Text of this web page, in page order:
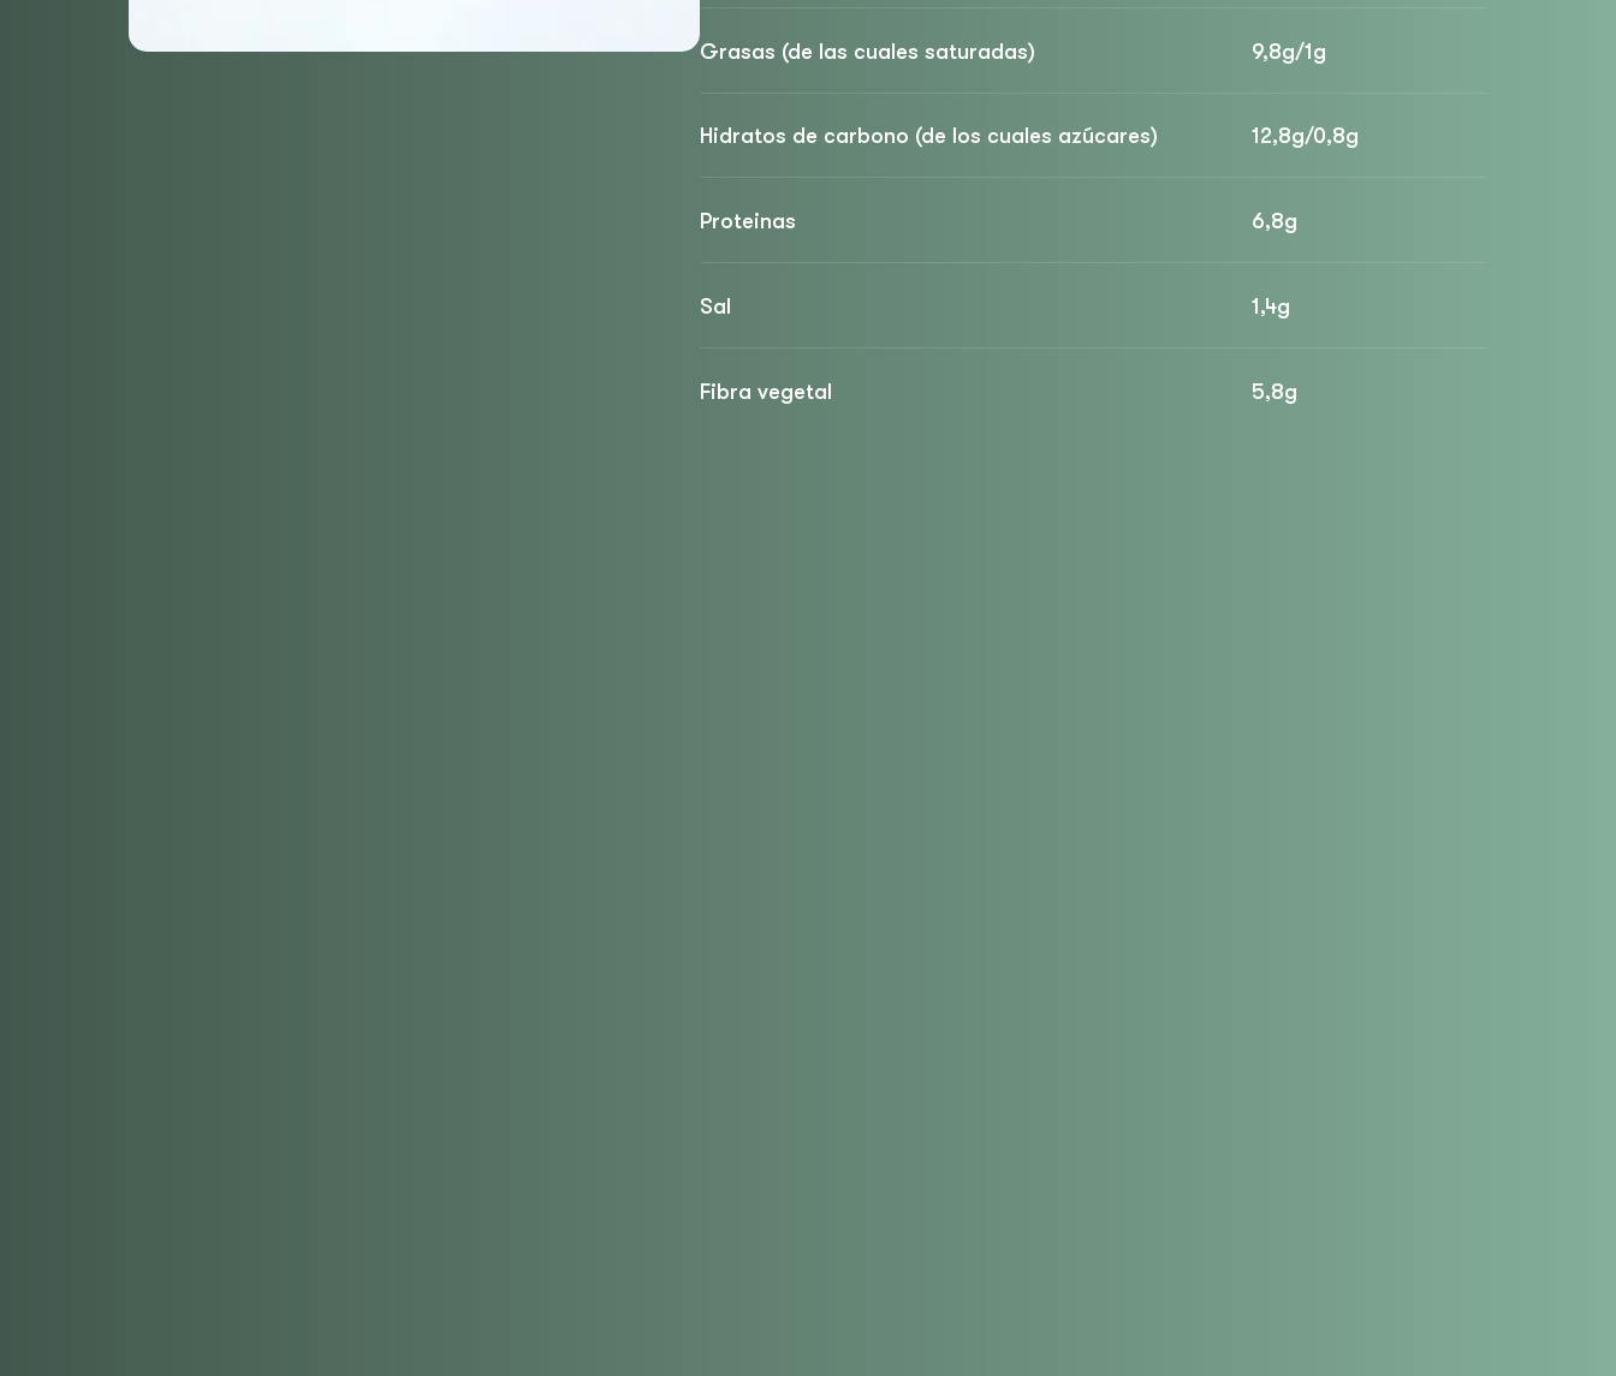
Grasas (de las cuales saturadas) 9,8g/1g
Hidratos de carbono (de los cuales azúcares) 12,8g/0,8g
Proteinas 6,8g
Sal 1,4g
Fibra vegetal 5,8g